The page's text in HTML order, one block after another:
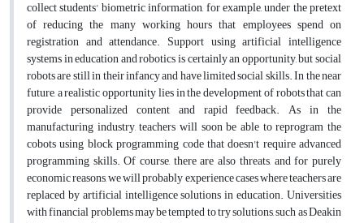
collect students' biometric information, for example, under the pretext
of reducing the many working hours that employees spend on
registration and attendance. Support using artificial intelligence
systems in education and robotics is certainly an opportunity, but social
robots are still in their infancy and have limited social skills. In the near
future, a realistic opportunity lies in the development of robots that can
provide personalized content and rapid feedback. As in the
manufacturing industry, teachers will soon be able to reprogram the
cobots using block programming code that doesn't require advanced
programming skills. Of course, there are also threats, and for purely
economic reasons, we will probably experience cases where teachers are
replaced by artificial intelligence solutions in education. Universities
with financial problems may be tempted to try solutions, such as Deakin